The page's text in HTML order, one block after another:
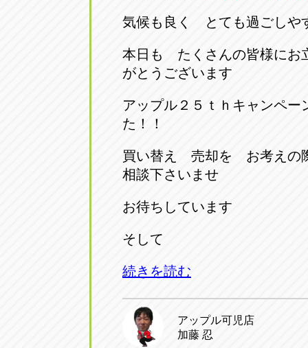
気候も良く とても過ごしや
本日も たくさんの皆様にお
がとうございます
アップル２５ｔｈキャンペー
た！！
買い替え 売却を お考えの
相談下さいませ
お待ちしています
そして
続きを読む
アップル可児店
加藤 忍